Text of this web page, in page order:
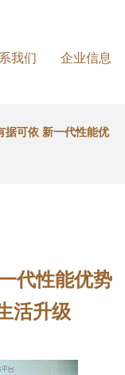
我们 企业信息
据可依 新一代性能优
代性能优势
活升级